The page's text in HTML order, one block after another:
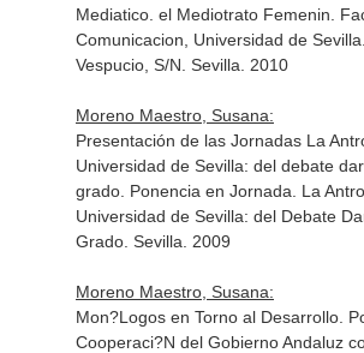
Mediatico. el Mediotrato Femenin.
Comunicacion, Universidad de
Vespucio, S/N. Sevilla. 2010
Moreno Maestro, Susana:
Presentación de las Jornadas La
Universidad de Sevilla: del debate
grado. Ponencia en Jornada. La
Universidad de Sevilla: del Debate
Grado. Sevilla. 2009
Moreno Maestro, Susana:
Mon?Logos en Torno al Desarrollo.
Cooperaci?N del Gobierno Andaluz